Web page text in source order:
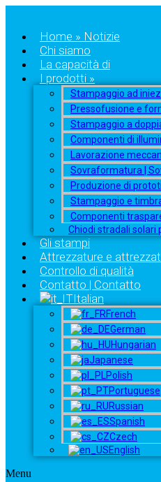
Home » Notizie
Chi siamo
La capacità di
I prodotti »
Stampaggio ad
Pressofusione e
Stampaggio a
Componenti di
Lavorazione
Sovraformatura |
Produzione di
Stampaggio e
Componenti
Chiodi stradali solari
Gli stampi
Attrezzature e
Controllo di qualità
Contatto | Contatto
Italian
French
German
Hungarian
Japanese
Polish
Portuguese
Russian
Spanish
Czech
English
Menu